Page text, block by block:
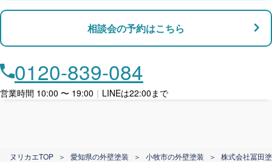
支払い対応
ローン利用
カード支払い
店舗・事務所対応
相談会の予約はこちら
0120-839-084
営業時間 10:00 〜 19:00 ｜ LINEは22:00まで
ヌリカエTOP ＞ 愛知県の外壁塗装 ＞ 小牧市の外壁塗装 ＞ 株式会社冨田